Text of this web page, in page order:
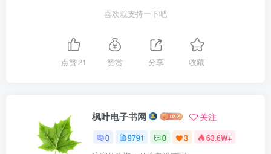
喜欢就支持一下吧
点赞21 赞赏 分享 收藏
枫叶电子书网 关注
0 9791 0 3 63.6W+